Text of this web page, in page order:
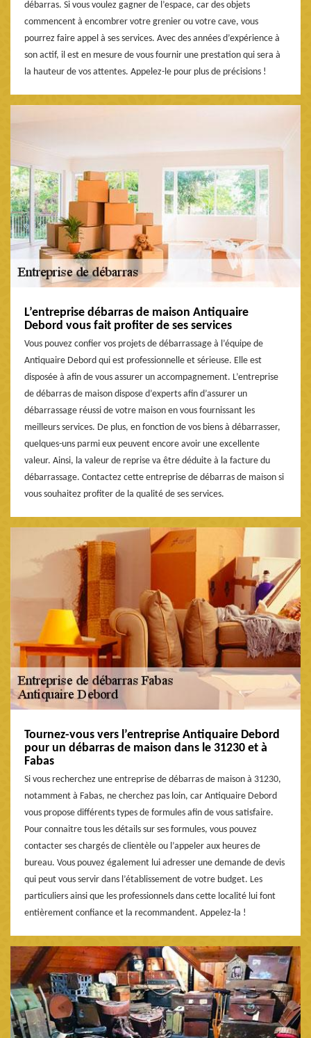
débarras. Si vous voulez gagner de l’espace, car des objets
commencent à encombrer votre grenier ou votre cave, vous
pourrez faire appel à ses services. Avec des années d’expérience à
son actif, il est en mesure de vous fournir une prestation qui sera à
la hauteur de vos attentes. Appelez-le pour plus de précisions !
L’entreprise débarras de maison Antiquaire
Debord vous fait profiter de ses services
Vous pouvez confier vos projets de débarrassage à l’équipe de
Antiquaire Debord qui est professionnelle et sérieuse. Elle est
disposée à afin de vous assurer un accompagnement. L’entreprise
de débarras de maison dispose d’experts afin d’assurer un
débarrassage réussi de votre maison en vous fournissant les
meilleurs services. De plus, en fonction de vos biens à débarrasser,
quelques-uns parmi eux peuvent encore avoir une excellente
valeur. Ainsi, la valeur de reprise va être déduite à la facture du
débarrassage. Contactez cette entreprise de débarras de maison si
vous souhaitez profiter de la qualité de ses services.
Tournez-vous vers l’entreprise Antiquaire Debord
pour un débarras de maison dans le 31230 et à
Fabas
Si vous recherchez une entreprise de débarras de maison à 31230,
notamment à Fabas, ne cherchez pas loin, car Antiquaire Debord
vous propose différents types de formules afin de vous satisfaire.
Pour connaitre tous les détails sur ses formules, vous pouvez
contacter ses chargés de clientèle ou l’appeler aux heures de
bureau. Vous pouvez également lui adresser une demande de devis
qui peut vous servir dans l’établissement de votre budget. Les
particuliers ainsi que les professionnels dans cette localité lui font
entièrement confiance et la recommandent. Appelez-la !